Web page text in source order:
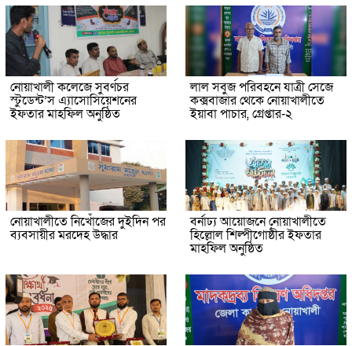
নোয়াখালী কলেজে সুবর্ণচর
স্টুডেন্ট’স এ্যাসোসিয়েশনের
ইফতার মাহফিল অনুষ্ঠিত
লাল সবুজ পরিবহনে যাত্রী সেজে
কক্সবাজার থেকে নোয়াখালীতে
ইয়াবা পাচার, গ্রেপ্তার-২
নোয়াখালীতে নিখোঁজের দুইদিন পর
ব্যবসায়ীর মরদেহ উদ্ধার
বর্নাঢ্য আয়োজনে নোয়াখালীতে
হিল্লোল শিল্পীগোষ্ঠীর ইফতার
মাহফিল অনুষ্ঠিত